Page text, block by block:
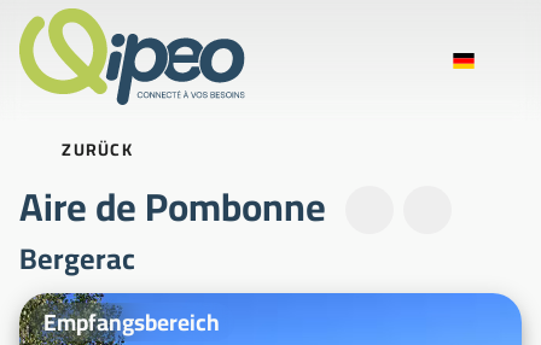
ZURÜCK
Aire de Pombonne
Bergerac
Beispielfotos
Empfangsbereich